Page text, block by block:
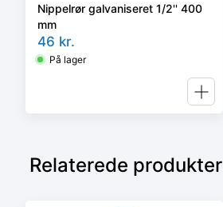
Nippelrør galvaniseret 1/2'' 400
mm
46 kr.
På lager
Relaterede produkter